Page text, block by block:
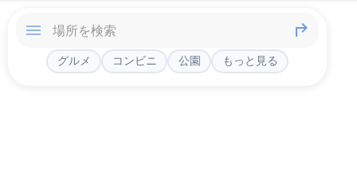
グルメ コンビニ 公園 もっと見る